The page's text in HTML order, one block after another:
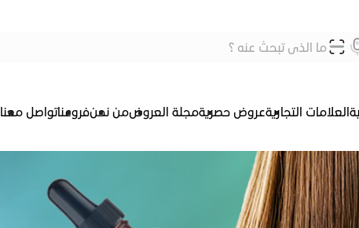
العلامات التجاريةعروض حصريةمجلة العروضمن نحنفروعناتواصل معنا